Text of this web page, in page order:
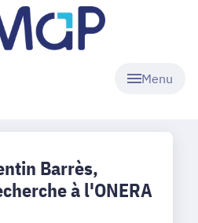
Menu
Barrès,
à l'ONERA